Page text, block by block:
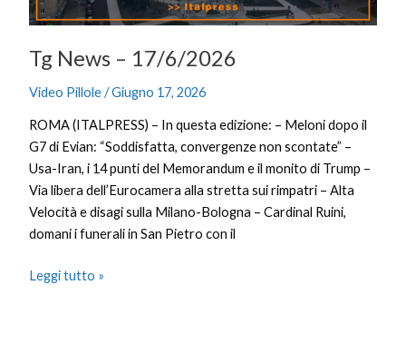
Tg News – 17/6/2026
Video Pillole/Giugno 17, 2026
ROMA (ITALPRESS) – In questa edizione: – Meloni dopo il
G7 di Evian: “Soddisfatta, convergenze non scontate” –
Usa-Iran, i 14 punti del Memorandum e il monito di Trump –
Via libera dell’Eurocamera alla stretta sui rimpatri – Alta
Velocità e disagi sulla Milano-Bologna – Cardinal Ruini,
domani i funerali in San Pietro con il
Leggi tutto »